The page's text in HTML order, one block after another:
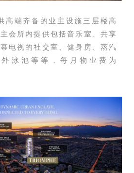
高端齐备的业主设施三层楼高
会所内提供包括音乐室、共享
电视的社交室、健身房、蒸汽
泳池等等，每月物业费为